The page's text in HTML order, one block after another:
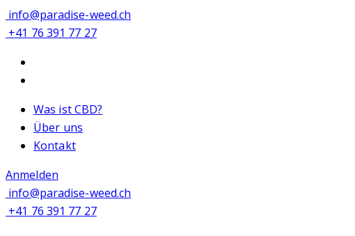
info@paradise-weed.ch
+41 76 391 77 27
Was ist CBD?
Über uns
Kontakt
Anmelden
info@paradise-weed.ch
+41 76 391 77 27